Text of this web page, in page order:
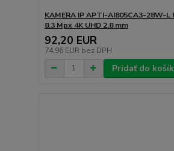
KAMERA IP APTI-AI805CA3-28W-
8.3 Mpx 4K UHD 2.8 mm
92,20 EUR
74,96 EUR bez DPH
Pridať do